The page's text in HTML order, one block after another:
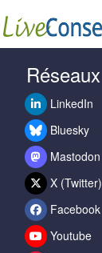
Réseaux
LinkedIn
Bluesky
Mastodon
X (Twitter)
Facebook
Youtube